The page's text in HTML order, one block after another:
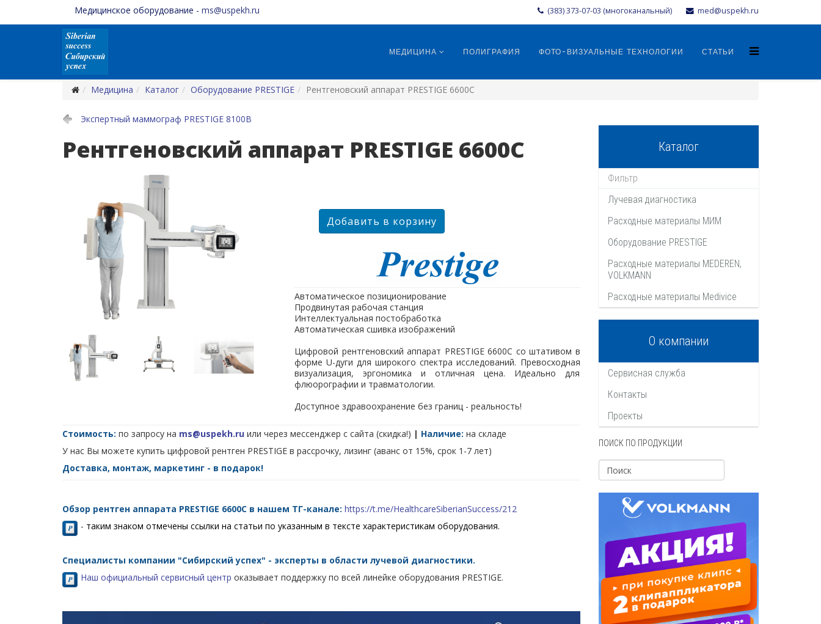
(383) 373-07-03 (многоканальный) med@uspekh.ru
Медицинское оборудование - ms@uspekh.ru
МЕДИЦИНА ПОЛИГРАФИЯ ФОТО-ВИЗУАЛЬНЫЕ ТЕХНОЛОГИИ СТАТЬИ
Медицина Каталог Оборудование PRESTIGE Рентгеновский аппарат PRESTIGE 6600C
Экспертный маммограф PRESTIGE 8100B
Рентгеновский аппарат PRESTIGE 6600C
Автоматическое позиционирование
Продвинутая рабочая станция
Интеллектуальная постобработка
Автоматическая сшивка изображений
Цифровой рентгеновский аппарат PRESTIGE 6600C со штативом в
форме U-дуги для широкого спектра исследований. Превосходная
визуализация, эргономика и отличная цена. Идеально для
флюорографии и травматологии.
Доступное здравоохранение без границ - реальность!
Стоимость: по запросу на ms@uspekh.ru или через мессенджер с сайта (скидка!) | Наличие: на складе
У нас Вы можете купить цифровой рентген PRESTIGE в рассрочку, лизинг (аванс от 15%, срок 1-7 лет)
Доставка, монтаж, маркетинг - в подарок!
Обзор рентген аппарата PRESTIGE 6600C в нашем ТГ-канале: https://t.me/HealthcareSiberianSuccess/212
- таким знаком отмечены ссылки на статьи по указанным в тексте характеристикам оборудования.
Специалисты компании "Сибирский успех" - эксперты в области лучевой диагностики.
Наш официальный сервисный центр оказывает поддержку по всей линейке оборудования PRESTIGE.
Каталог
Лучевая диагностика
Расходные материалы МИМ
Оборудование PRESTIGE
Расходные материалы MEDEREN,
VOLKMANN
Расходные материалы Medivice
О компании
Сервисная служба
Контакты
Проекты
ПОИСК ПО ПРОДУКЦИИ